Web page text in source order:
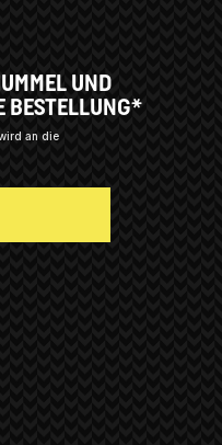
UND
BESTELLUNG*
an die